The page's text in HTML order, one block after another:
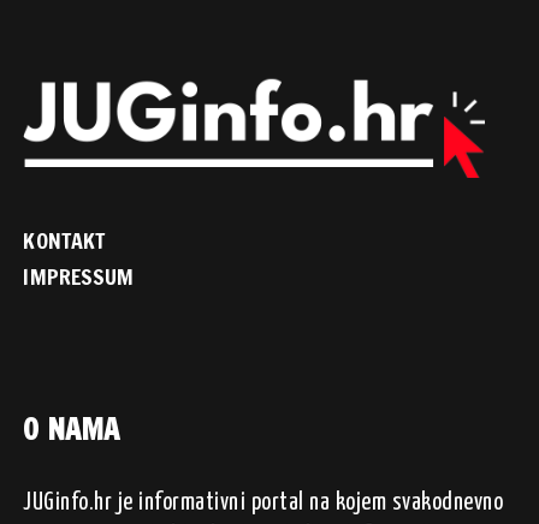
KONTAKT
IMPRESSUM
O NAMA
JUGinfo.hr je informativni portal na kojem svakodnevno